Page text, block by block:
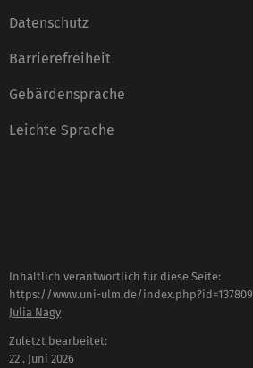
Datenschutz
Barrierefreiheit
Gebärdensprache
Leichte Sprache
Inhaltlich verantwortlich für diese Seite:
https://www.uni-ulm.de/index.php?id=137809
Julia Nagy
Zuletzt bearbeitet:
22 . Juni 2026